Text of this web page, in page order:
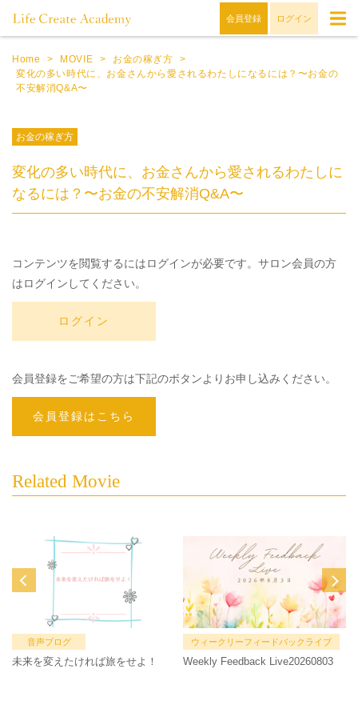
会員登録 ログイン
Home > MOVIE > お金の稼ぎ方
>
変化の多い時代に、お金さんから愛されるわたしになるには？〜お金の
不安解消Q&A〜
お金の稼ぎ方
変化の多い時代に、お金さんから愛されるわたしに
なるには？〜お金の不安解消Q&A〜
コンテンツを閲覧するにはログインが必要です。サロン会員の方
はログインしてください。
ログイン
会員登録をご希望の方は下記のボタンよりお申し込みください。
会員登録はこちら
Related Movie
音声ブログ
未来を変えたければ旅をせよ！
ウィークリーフィードバックライブ
Weekly Feedback Live20260803